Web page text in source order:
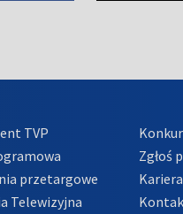
TVP
przetargowe
Telewizyjna
Zgłoś